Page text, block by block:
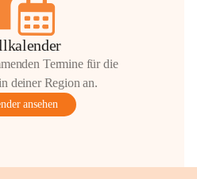
Termine für die
deiner Region an.
ansehen